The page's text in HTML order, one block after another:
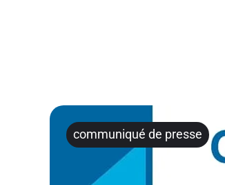
communiqué de presse